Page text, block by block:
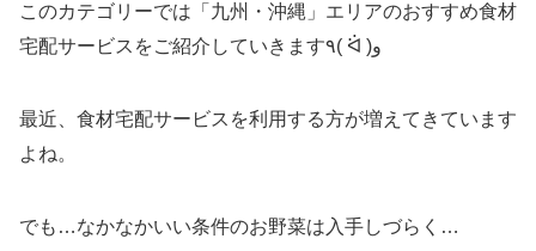
このカテゴリーでは「九州・沖縄」エリアのおすすめ食材
宅配サービスをご紹介していきます٩( ᐛ )و
最近、食材宅配サービスを利用する方が増えてきています
よね。
でも…なかなかいい条件のお野菜は入手しづらく…